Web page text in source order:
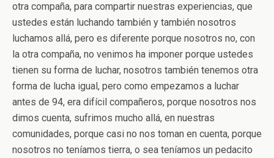
otra compaña, para compartir nuestras experiencias, que
ustedes están luchando también y también nosotros
luchamos allá, pero es diferente porque nosotros no, con
la otra compaña, no venimos ha imponer porque ustedes
tienen su forma de luchar, nosotros también tenemos otra
forma de lucha igual, pero como empezamos a luchar
antes de 94, era difícil compañeros, porque nosotros nos
dimos cuenta, sufrimos mucho allá, en nuestras
comunidades, porque casi no nos toman en cuenta, porque
nosotros no teníamos tierra, o sea teníamos un pedacito